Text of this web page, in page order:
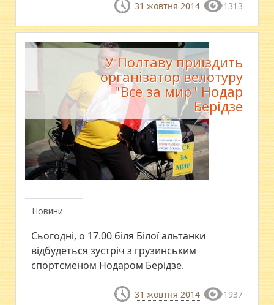
31 жовтня 2014 1313
Новини
У Полтаву приїздить
організатор велотуру
"Все за мир" Нодар
Берідзе
Сьогодні, о 17.00 біля Білої альтанки
відбудеться зустріч з грузинським
спортсменом Нодаром Берідзе.
31 жовтня 2014 1937